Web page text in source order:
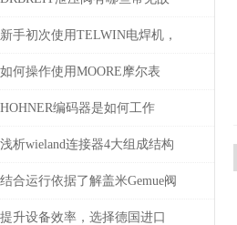
障
新手初次使用TELWIN电焊机，
需注意这几点
如何操作使用MOORE摩尔表
HOHNER编码器是如何工作
的，有哪些类型？
浅析wieland连接器4大组成结构
和检验要求
结合运行依据了解盖米Gemue阀
门
提升设备效率，选择德国进口